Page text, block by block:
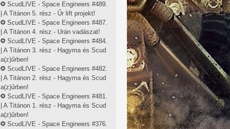
ScudLIVE - Space Engineers #489.
| A Titánon 5. rész - Űr lift projekt!
ScudLIVE - Space Engineers #487.
| A Titánon 4. rész - Urán vadászat!
ScudLIVE - Space Engineers #484.
| A Titánon 3. rész - Hagyma és Scud
a(z)űrben!
ScudLIVE - Space Engineers #482.
| A Titánon 2. rész - Hagyma és Scud
a(z)űrben!
ScudLIVE - Space Engineers #481.
| A Titánon 1. rész - Hagyma és Scud
a(z)űrben!
ScudLIVE - Space Engineers #376.